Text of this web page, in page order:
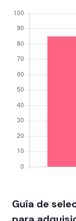
Guía de